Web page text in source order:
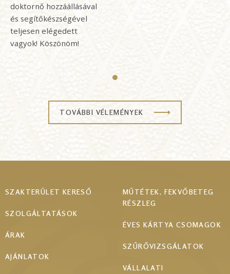
doktornő hozzáállásával
és segítőkészségével
teljesen elégedett
vagyok! Köszönöm!
TOVÁBBI VÉLEMÉNYEK
Footer
SZAKTERÜLET KERESŐ
SZOLGÁLTATÁSOK
ÁRAK
AJÁNLATOK
MŰTÉTEK, FEKVŐBETEG
RÉSZLEG
ÉVES KÁRTYA CSOMAGOK
SZŰRŐVIZSGÁLATOK
VÁLLALATI